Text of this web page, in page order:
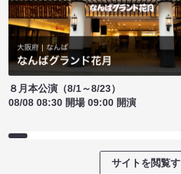
８月本公演（8/1～8/23）
08/08 08:30 開場 09:00 開演
サイトを閲覧